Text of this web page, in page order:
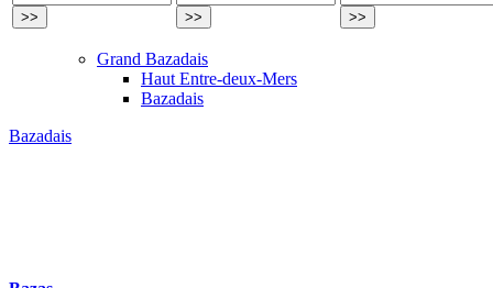
Grand Bazadais
Haut Entre-deux-Mers
Bazadais
Bazadais